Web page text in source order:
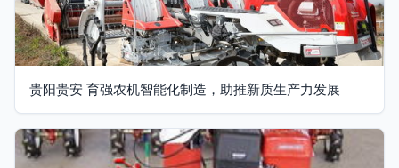
贵阳贵安 育强农机智能化制造，助推新质生产力发展